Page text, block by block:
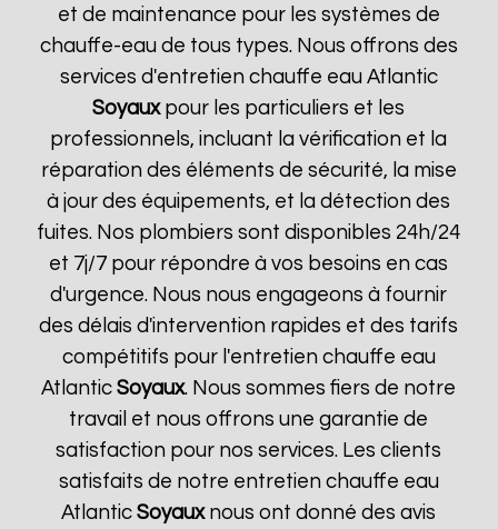
et de maintenance pour les systèmes de
chauffe-eau de tous types. Nous offrons des
services d'entretien chauffe eau Atlantic
Soyauxpour les particuliers et les
professionnels, incluant la vérification et la
réparation des éléments de sécurité, la mise
à jour des équipements, et la détection des
fuites. Nos plombiers sont disponibles 24h/24
et 7j/7 pour répondre à vos besoins en cas
d'urgence. Nous nous engageons à fournir
des délais d'intervention rapides et des tarifs
compétitifs pour l'entretien chauffe eau
AtlanticSoyaux. Nous sommes fiers de notre
travail et nous offrons une garantie de
satisfaction pour nos services. Les clients
satisfaits de notre entretien chauffe eau
AtlanticSoyauxnous ont donné des avis